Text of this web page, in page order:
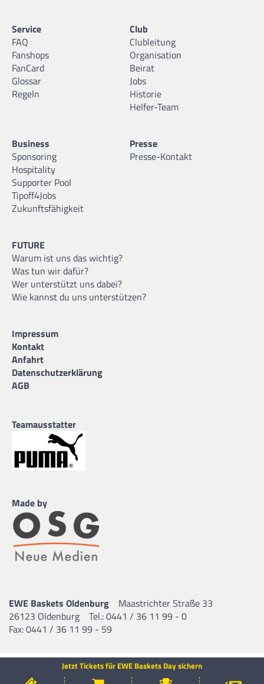
Jetzt Tickets für EWE Baskets Day sichern
Service
FAQ
Fanshops
FanCard
Glossar
Regeln
Club
Clubleitung
Organisation
Beirat
Jobs
Historie
Helfer-Team
Business
Sponsoring
Hospitality
Supporter Pool
Tipoff4Jobs
Zukunftsfähigkeit
Presse
Presse-Kontakt
FUTURE
Warum ist uns das wichtig?
Was tun wir dafür?
Wer unterstützt uns dabei?
Wie kannst du uns unterstützen?
Impressum
Kontakt
Anfahrt
Datenschutzerklärung
AGB
Teamausstatter
Made by
EWE Baskets Oldenburg
Maastrichter Straße 33
26123 Oldenburg
Tel.: 0441 / 36 11 99 - 0
Fax: 0441 / 36 11 99 - 59